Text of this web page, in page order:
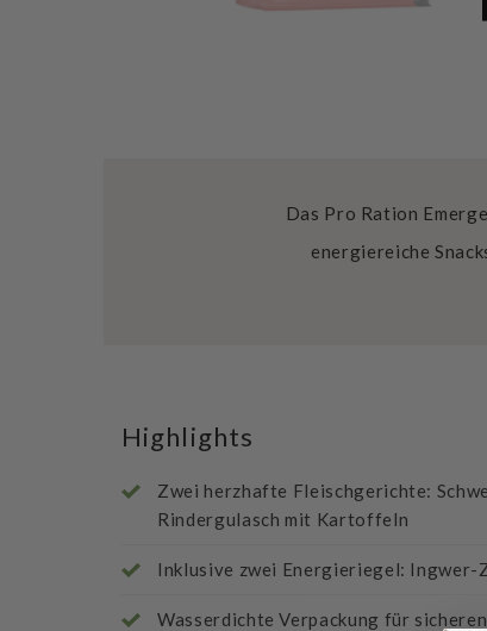
Das Pro Ration
energiereiche
Highlights
Zwei herzhafte Fleischgerichte:
Rindergulasch mit Kartoffeln
Inklusive zwei Energieriegel: Ingwer-
Wasserdichte Verpackung für